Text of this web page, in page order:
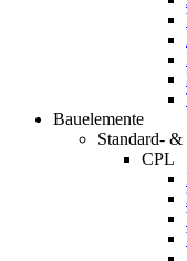
Bauelemente
Standard- &
CPL